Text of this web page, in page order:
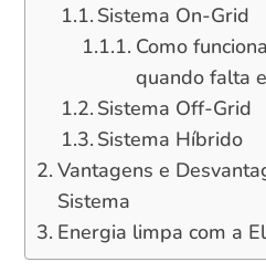
Sistema On-Grid
Como
quando falta
Sistema Off-Grid
Sistema Híbrido
Vantagens e
Sistema
Energia limpa com a